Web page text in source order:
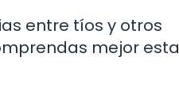
entre tíos y otros
mejor esta